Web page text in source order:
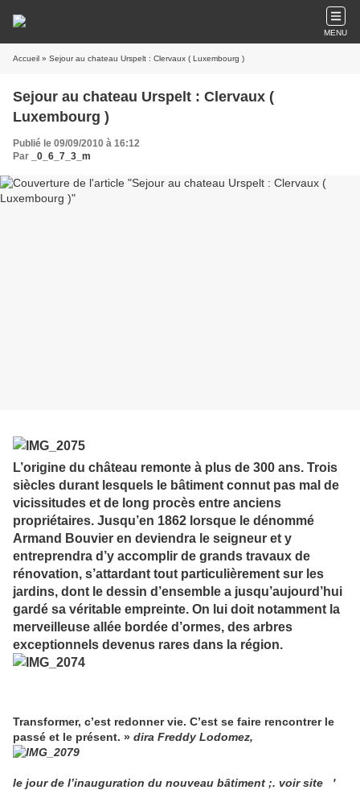
MENU
Accueil » Sejour au chateau Urspelt : Clervaux ( Luxembourg )
Sejour au chateau Urspelt : Clervaux (
Luxembourg )
Publié le 09/09/2010 à 16:12
Par
_0_6_7_3_m
L’origine du château remonte à plus de 300 ans. Trois
siècles durant lesquels le bâtiment connut pas mal de
vicissitudes et de long procès entre anciens
propriétaires. Jusqu’en 1862 lorsque le dénommé
Armand Bouvier en deviendra le seigneur et y
entreprendra d’y accomplir de grands travaux de
rénovation, s’attardant tout particulièrement sur les
jardins, dont le dessin d’ensemble a jusqu’aujourd’hui
gardé sa véritable empreinte. On lui doit notamment la
merveilleuse allée bordée d’ormes, des arbres
exceptionnels devenus rares dans la région.
Transformer, c’est redonner vie. C’est se faire rencontrer le
passé et le présent. » dira Freddy Lodomez,
le jour de l’inauguration du nouveau bâtiment ;. voir site '